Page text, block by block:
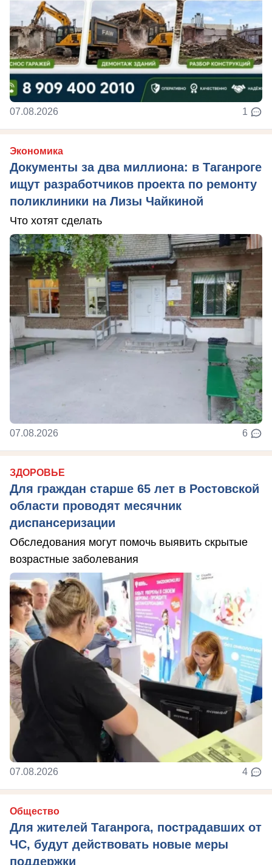
07.08.2026 1
Экономика
Документы за два миллиона: в Таганроге
ищут разработчиков проекта по ремонту
поликлиники на Лизы Чайкиной
Что хотят сделать
07.08.2026 6
ЗДОРОВЬЕ
Для граждан старше 65 лет в Ростовской
области проводят месячник
диспансеризации
Обследования могут помочь выявить скрытые
возрастные заболевания
07.08.2026 4
Общество
Для жителей Таганрога, пострадавших от
ЧС, будут действовать новые меры
поддержки